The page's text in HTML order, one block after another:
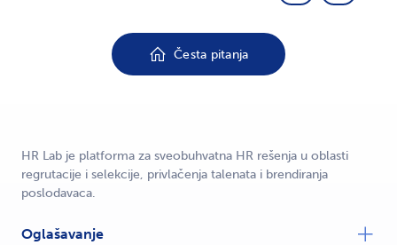
Česta pitanja
HR Lab je platforma za sveobuhvatna HR rešenja u oblasti
regrutacije i selekcije, privlačenja talenata i brendiranja
poslodavaca.
Oglašavanje